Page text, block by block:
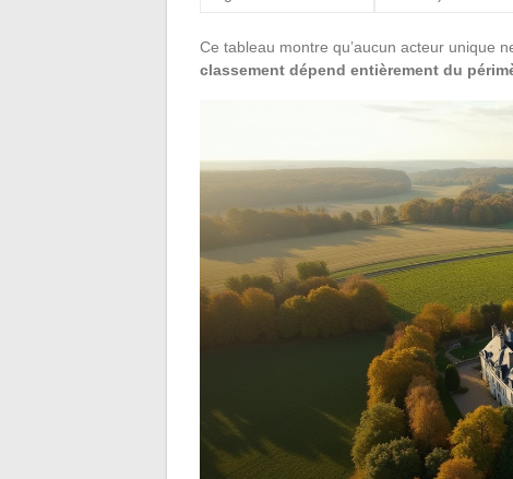
Ce tableau montre qu’aucun acteur unique
classement dépend entièrement du